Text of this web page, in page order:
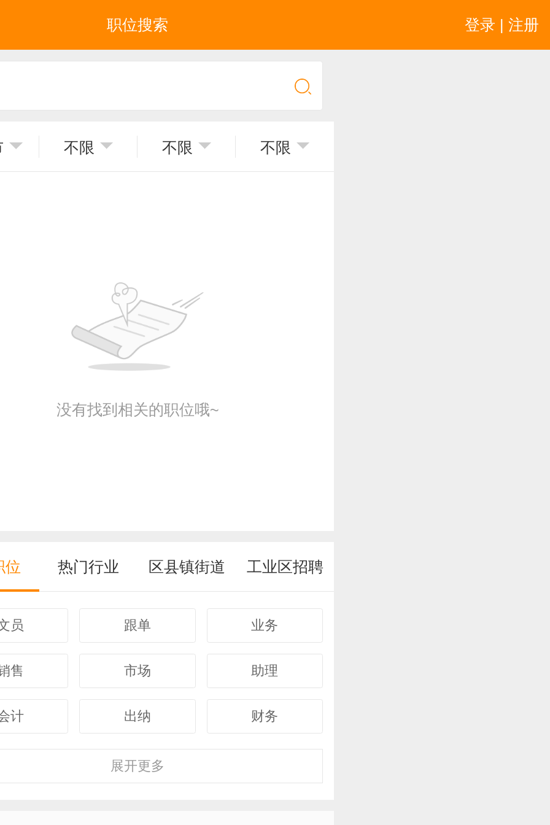
登录 | 注册
职位搜索
不限 不限 不限
没有找到相关的职位哦~
位 热门行业 区县镇街道 工业区招聘
员 跟单 业务
售 市场 助理
计 出纳 财务
行政
展开更多